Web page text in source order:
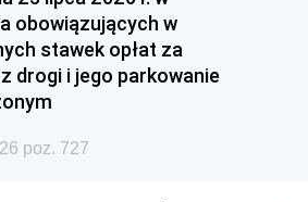
obowiązujących w
stawek opłat za
drogi i jego parkowanie
poz. 727